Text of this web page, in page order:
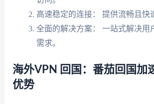
高速稳定的连接： 提供流畅且快
全面的解决方案： 一站式解决用
需求。
海外VPN 回国：番茄回国加
优势